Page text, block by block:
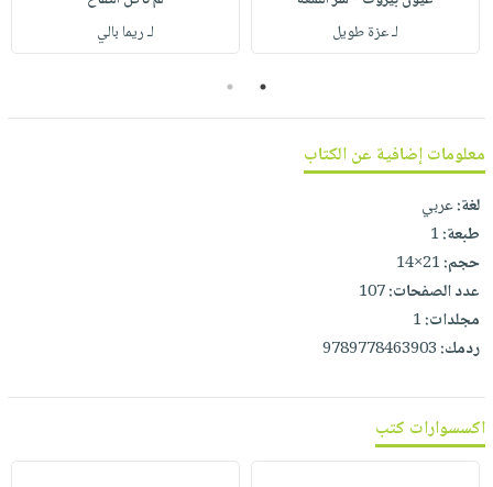
صابون
فيديوهات
أسئلة
طرحها
خدمات
نيل
وفرات
انشر
كتابك
تواصل
معنا
التسوق
نشرة
الإصدارات
لـ عزة طويل
لـ ريما بالي
1
2
معلومات إضافية عن الكتاب
لغة:عربي
طبعة:1
حجم:21×14
عدد الصفحات:107
مجلدات:1
ردمك:9789778463903
اكسسوارات كتب